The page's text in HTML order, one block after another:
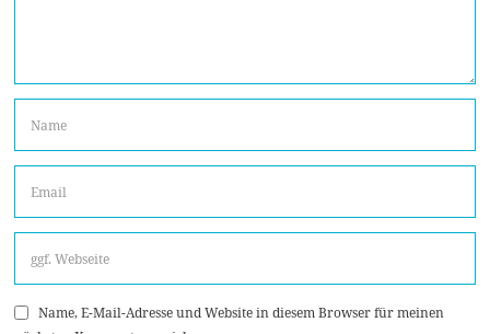
Name, E-Mail-Adresse und Website in diesem Browser für meinen